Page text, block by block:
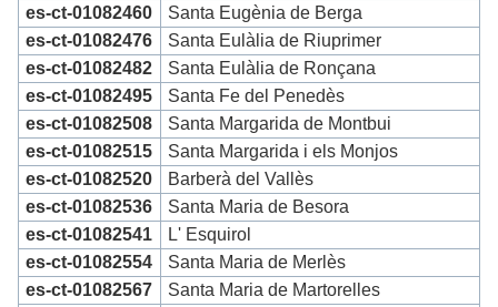
es-ct-01082460
Santa Eugènia de Berga
es-ct-01082476
Santa Eulàlia de Riuprimer
es-ct-01082482
Santa Eulàlia de Ronçana
es-ct-01082495
Santa Fe del Penedès
es-ct-01082508
Santa Margarida de Montbui
es-ct-01082515
Santa Margarida i els Monjos
es-ct-01082520
Barberà del Vallès
es-ct-01082536
Santa Maria de Besora
es-ct-01082541
L' Esquirol
es-ct-01082554
Santa Maria de Merlès
es-ct-01082567
Santa Maria de Martorelles